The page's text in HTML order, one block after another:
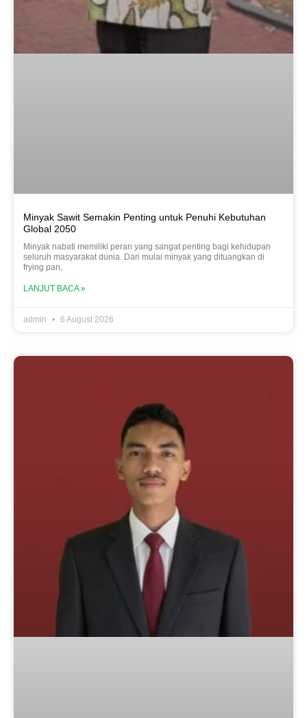
Minyak Sawit Semakin Penting untuk Penuhi Kebutuhan
Global 2050
Minyak nabati memiliki peran yang sangat penting bagi kehidupan
seluruh masyarakat dunia. Dari mulai minyak yang dituangkan di
frying pan,
LANJUT BACA »
admin 6 August 2026